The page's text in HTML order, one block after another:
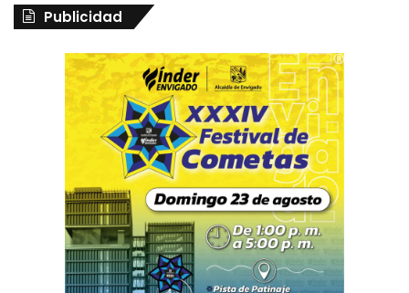
Publicidad